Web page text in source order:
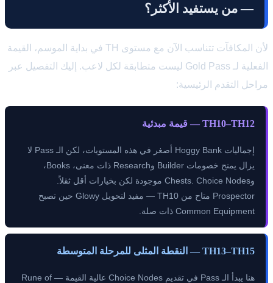
— من يستفيد الأكثر؟
لأن المكافآت تتناسب الآن مع مستوى TH في بداية الموسم، القيمة
الفعلية لـ Gold Pass ليست متطابقة لكل لاعب. إليك التفصيل عبر
مراحل التقدم الرئيسية:
TH10–TH12 — قيمة مبدئية
إجماليات Hoggy Bank أصغر في هذه المستويات، لكن الـ Pass لا
يزال يمنح خصومات Builder وResearch ذات معنى، Books،
وChests. Choice Nodes موجودة لكن بخيارات أقل ثقلاً.
Prospector متاح من TH10 — مفيد لتحويل Glowy حين تصبح
Common Equipment ذات صلة.
TH13–TH15 — النقطة المثلى للمرحلة المتوسطة
هنا يبدأ الـ Pass في تقديم Choice Nodes عالية القيمة — Rune of